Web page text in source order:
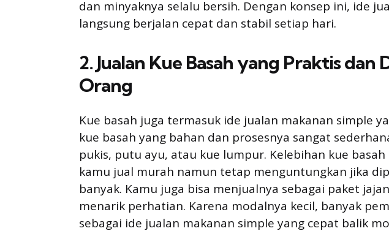
dan minyaknya selalu bersih. Dengan konsep ini, ide
langsung berjalan cepat dan stabil setiap hari.
2. Jualan Kue Basah yang Praktis dan
Orang
Kue basah juga termasuk ide jualan makanan simple
kue basah yang bahan dan prosesnya sangat
pukis, putu ayu, atau kue lumpur. Kelebihan kue
kamu jual murah namun tetap menguntungkan jika
banyak. Kamu juga bisa menjualnya sebagai paket
menarik perhatian. Karena modalnya kecil, banyak
sebagai ide jualan makanan simple yang cepat balik